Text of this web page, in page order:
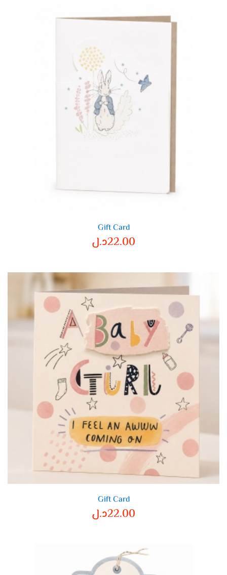
Gift Card
22.00د.ل
Gift Card
22.00د.ل